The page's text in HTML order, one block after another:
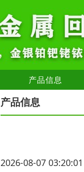
产品信息
产品信息
2026-08-07